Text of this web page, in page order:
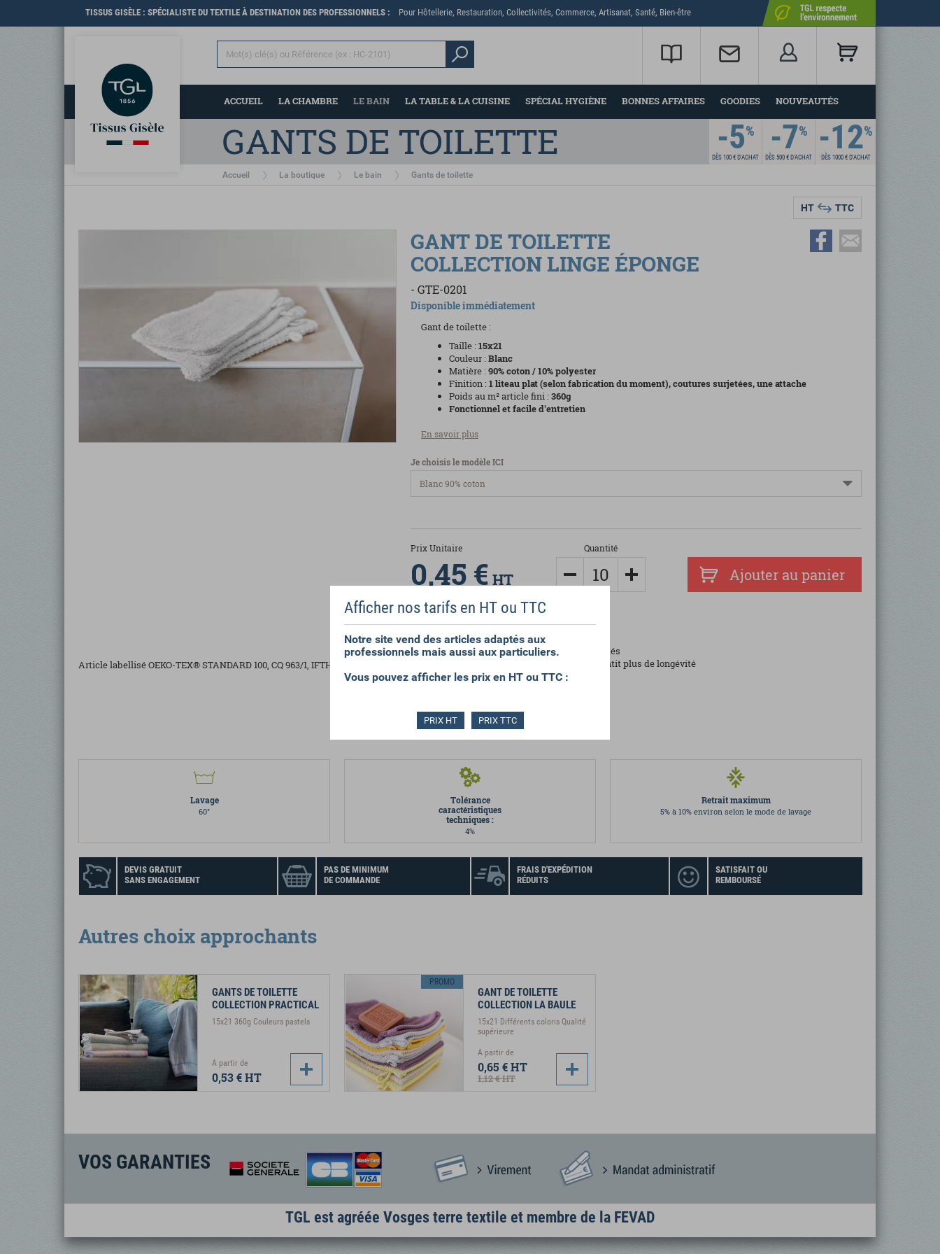
ACCUEIL LA CHAMBRE LE BAIN LA TABLE & LA CUISINE SPÉCIAL HYGIÈNE BONNES AFFAIRES GOODIES NOUVEAUTÉS
GANTS DE TOILETTE
Accueil La boutique Le bain Gants de toilette
HT TTC
GANT DE TOILETTE
COLLECTION LINGE ÉPONGE
- GTE-0201
Disponible immédiatement
Partager sur Facebook
Partager par email
Gant de toilette :
Taille :15x21
Couleur :Blanc
Matière :90% coton / 10% polyester
Finition :1 liteau plat (selon fabrication du moment), coutures surjetées, une attache
Poids au m² article fini :360g
Fonctionnel et facile d'entretien
En savoir plus
Je choisis le modèle ICI
Prix Unitaire
0,45 € HT
Quantité
Ajouter au panier
Article labellisé OEKO-TEX® STANDARD 100, CQ 963/1, IFTH
Article idéal pour les collectivités
L'intégration de polyester garantit plus de longévité
Lavage
60°
Tolérance
caractéristiques
techniques :
4%
Retrait maximum
5% à 10% environ selon le mode de lavage
DEVIS GRATUIT
SANS ENGAGEMENT
PAS DE MINIMUM
DE COMMANDE
FRAIS D'EXPÉDITION
RÉDUITS
SATISFAIT OU
REMBOURSÉ
Autres choix approchants
GANTS DE TOILETTE
COLLECTION PRACTICAL
15x21 360g Couleurs pastels
A partir de
0,53 €HT
PROMO
GANT DE TOILETTE
COLLECTION LA BAULE
15x21 Différents coloris Qualité
supérieure
A partir de
0,65 €HT
1,12 €HT
VOS GARANTIES
TGL est agréée Vosges terre textile et membre de la FEVAD
TISSUS GISÈLE : SPÉCIALISTE DU TEXTILE À DESTINATION DES PROFESSIONNELS : Pour Hôtellerie, Restauration, Collectivités, Commerce, Artisanat, Santé, Bien-être
-5%
DÈS 100 € D'ACHAT
-7%
DÈS 500 € D'ACHAT
-12%
DÈS 1000 € D'ACHAT
Afficher nos tarifs en HT ou TTC
Notre site vend des articles adaptés aux
professionnels mais aussi aux particuliers.
Vous pouvez afficher les prix en HT ou TTC :
PRIX HT PRIX TTC